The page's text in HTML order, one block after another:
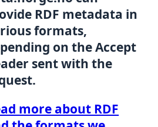
RDF metadata in
formats,
on the Accept
sent with the
more about RDF